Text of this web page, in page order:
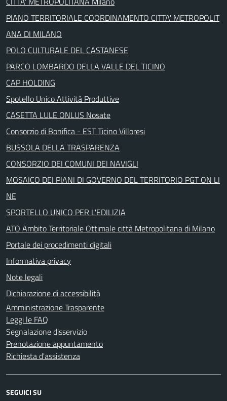
PIANO TERRITORIALE COORDINAMENTO CITTA' METROPOLIT
ANA DI MILANO
POLO CULTURALE DEL CASTANESE
PARCO LOMBARDO DELLA VALLE DEL TICINO
CAP HOLDING
Spotello Unico Attività Produttive
CASETTA LULE ONLUS Nosate
Consorzio di Bonifica - EST Ticino Villoresi
BUSSOLA DELLA TRASPARENZA
CONSORZIO DEI COMUNI DEI NAVIGLI
MOSAICO DEI PIANI DI GOVERNO DEL TERRITORIO PGT ON LI
NE
SPORTELLO UNICO PER L'EDILIZIA
ATO Ambito Territoriale Ottimale città Metropolitana di Milano
Portale dei procedimenti digitali
Informativa privacy
Note legali
Dichiarazione di accessibilità
Amministrazione Trasparente
Leggi le FAQ
Segnalazione disservizio
Prenotazione appuntamento
Richiesta d'assistenza
SEGUICI SU